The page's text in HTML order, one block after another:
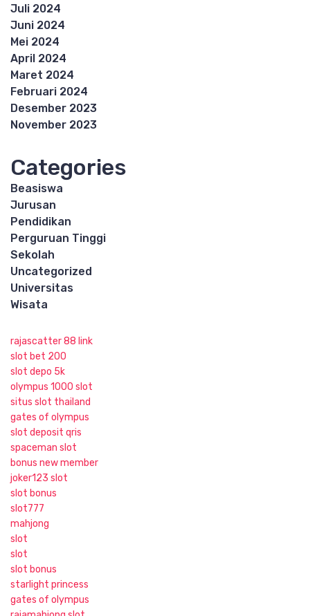
Juli 2024
Juni 2024
Mei 2024
April 2024
Maret 2024
Februari 2024
Desember 2023
November 2023
Categories
Beasiswa
Jurusan
Pendidikan
Perguruan Tinggi
Sekolah
Uncategorized
Universitas
Wisata
rajascatter 88 link
slot bet 200
slot depo 5k
olympus 1000 slot
situs slot thailand
gates of olympus
slot deposit qris
spaceman slot
bonus new member
joker123 slot
slot bonus
slot777
mahjong
slot
slot
slot bonus
starlight princess
gates of olympus